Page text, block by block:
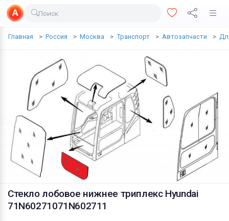
Поиск
Главная Россия Москва Транспорт Автозапчасти
Стекло лобовое нижнее триплекс Hyundai
71N60271071N602711
Доставка еды
Недвижимость
Услуги
Одежда и обувь
Электроника
Все для дома
Хобби и отдых
Животные